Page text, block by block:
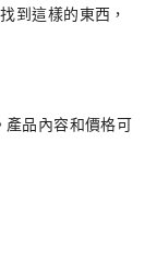
到這樣的東西，
品內容和價格可